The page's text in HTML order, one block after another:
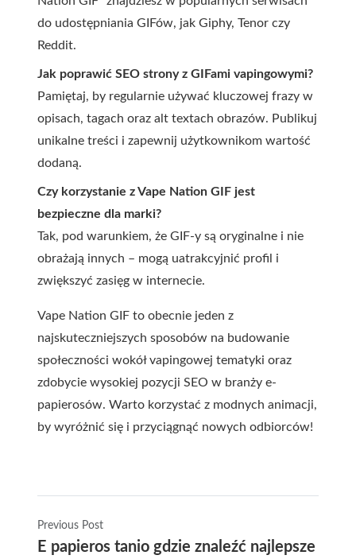
do udostępniania GIFów, jak Giphy, Tenor czy
Reddit.
Jak poprawić SEO strony z GIFami vapingowymi?
Pamiętaj, by regularnie używać kluczowej frazy w
opisach, tagach oraz alt textach obrazów. Publikuj
unikalne treści i zapewnij użytkownikom wartość
dodaną.
Czy korzystanie z Vape Nation GIF jest
bezpieczne dla marki?
Tak, pod warunkiem, że GIF-y są oryginalne i nie
obrażają innych – mogą uatrakcyjnić profil i
zwiększyć zasięg w internecie.
Vape Nation GIF to obecnie jeden z
najskuteczniejszych sposobów na budowanie
społeczności wokół vapingowej tematyki oraz
zdobycie wysokiej pozycji SEO w branży e-
papierosów. Warto korzystać z modnych animacji,
by wyróżnić się i przyciągnąć nowych odbiorców!
Previous Post
E papieros tanio gdzie znaleźć najlepsze